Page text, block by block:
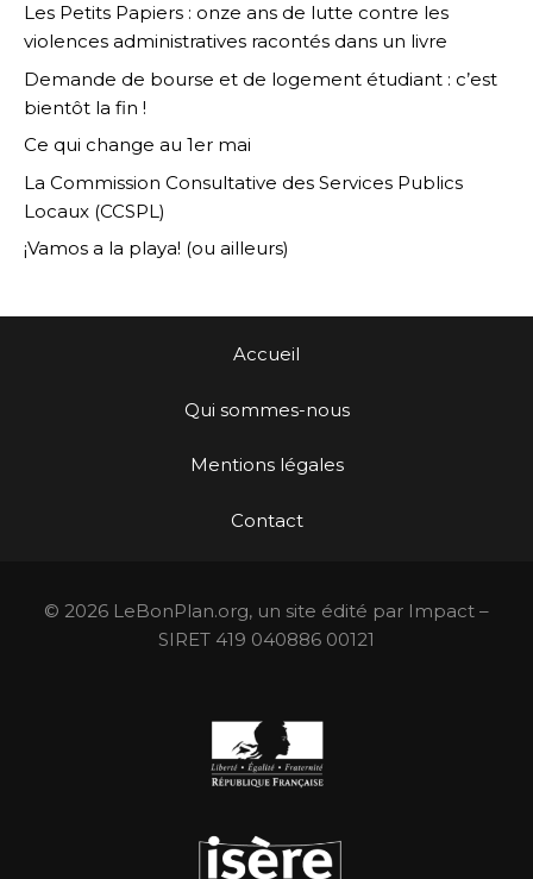
Les Petits Papiers : onze ans de lutte contre les
violences administratives racontés dans un livre
Demande de bourse et de logement étudiant : c’est
bientôt la fin !
Ce qui change au 1er mai
La Commission Consultative des Services Publics
Locaux (CCSPL)
¡Vamos a la playa! (ou ailleurs)
Accueil
Qui sommes-nous
Mentions légales
Contact
© 2026 LeBonPlan.org, un site édité par Impact –
SIRET 419 040886 00121